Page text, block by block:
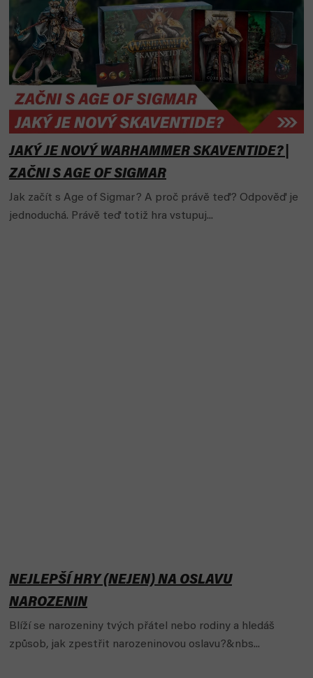
i
s
č
n
k
ů
JAKÝ JE NOVÝ WARHAMMER SKAVENTIDE? |
ZAČNI S AGE OF SIGMAR
Jak začít s Age of Sigmar? A proč právě teď? Odpověď je
jednoduchá. Právě teď totiž hra vstupuj...
NEJLEPŠÍ HRY (NEJEN) NA OSLAVU
NAROZENIN
Blíží se narozeniny tvých přátel nebo rodiny a hledáš
způsob, jak zpestřit narozeninovou oslavu?&nbs...